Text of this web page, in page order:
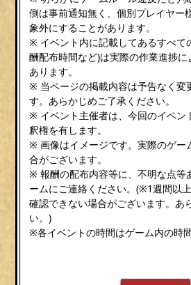
側は事前通知無く、個別プレイヤー
象外にすることがあります。
※ イベント内に記載してあるすべて
酬配布時間など)は実際の作業進捗
あります。
※ 当ページの掲載内容は予告なく変
す。あらかじめご了承ください。
※ イベント主催者は、今回のイベン
釈権を有します。
※ 画像はイメージです。実際のゲー
合がございます。
※ 報酬の配布内容等に、不明な点等
ームにご連絡ください。(※1週間以
確認できない場合がございます。あ
い。)
※各イベントの時間はゲーム内の時